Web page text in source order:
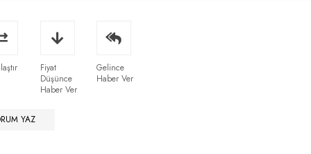
Fiyat
Düşünce
Haber Ver
Gelince
Haber Ver
YAZ